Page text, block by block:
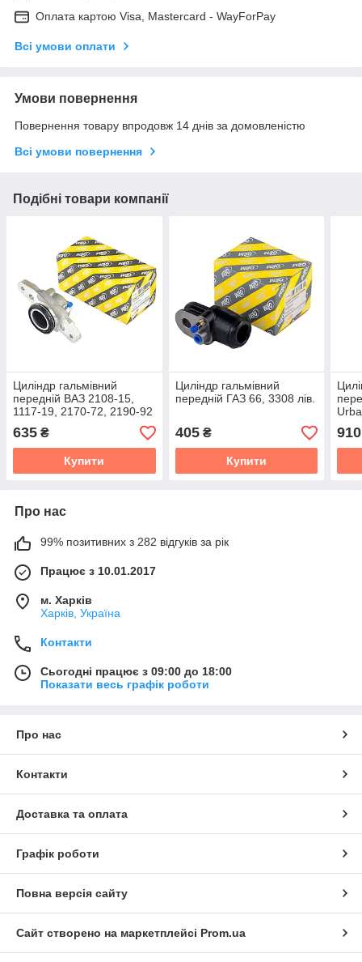
Оплата картою Visa, Mastercard - WayForPay
Всі умови оплати
Умови повернення
Повернення товару впродовж 14 днів за домовленістю
Всі умови повернення
Подібні товари компанії
Циліндр гальмівний
передній ВАЗ 2108-15,
1117-19, 2170-72, 2190-92
лів.
635 ₴
Купити
Циліндр гальмівний
передній ГАЗ 66, 3308 лів.
405₴
Купити
910
Про нас
99% позитивних з 282 відгуків за рік
Працює з 10.01.2017
м. Харків
Харків, Україна
Контакти
Сьогодні працює з 09:00 до 18:00
Показати весь графік роботи
Про нас
Контакти
Доставка та оплата
Графік роботи
Повна версія сайту
Сайт створено на маркетплейсі Prom.ua